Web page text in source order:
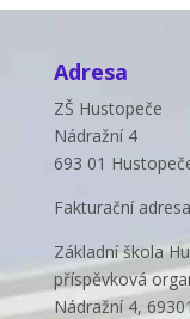
Adresa
ZŠ Hustopeče
Nádražní 4
693 01
Fakturační
Základní škola
příspěvková
Nádražní 4,